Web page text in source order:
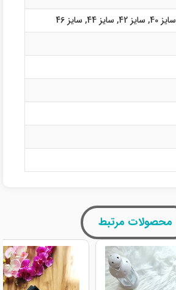
سایز 40 , سایز 42 , سایز 44 , سایز 46
محصولات مرتبط